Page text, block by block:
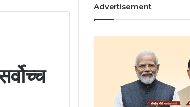
Advertisement